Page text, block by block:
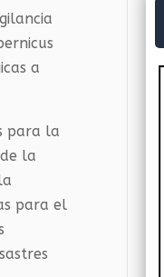
a
para la
la
para el